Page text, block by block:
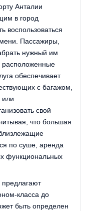
Анталии
в город
воспользоваться
Пассажиры,
нужный им
расположенные
обеспечивает
с багажом,
свой
что большая
по суше, аренда
функциональных
класса до
быть определен